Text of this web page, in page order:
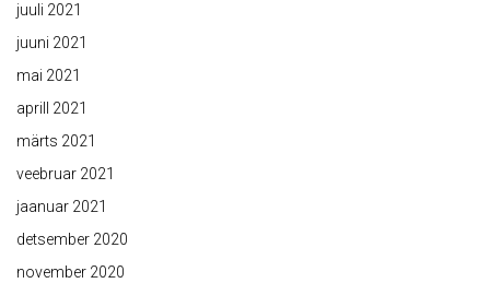
juuli 2021
juuni 2021
mai 2021
aprill 2021
märts 2021
veebruar 2021
jaanuar 2021
detsember 2020
november 2020